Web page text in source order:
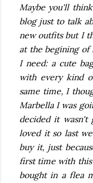
Maybe you'll
blog just to talk
new outfits but I
at the begining of
I need: a cute
with every kind
same time, I
Marbella I was
decided it wasn't
loved it so last
buy it, just
first time with this
bought in a flea